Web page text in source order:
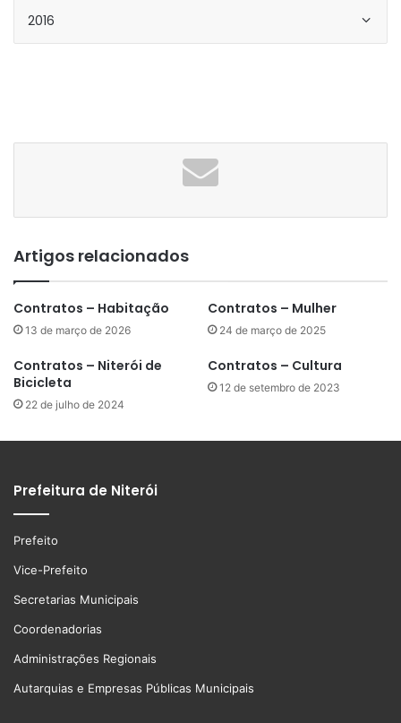
2016
Artigos relacionados
Contratos – Habitação
13 de março de 2026
Contratos – Mulher
24 de março de 2025
Contratos – Niterói de
Bicicleta
22 de julho de 2024
Contratos – Cultura
12 de setembro de 2023
Prefeitura de Niterói
Prefeito
Vice-Prefeito
Secretarias Municipais
Coordenadorias
Administrações Regionais
Autarquias e Empresas Públicas Municipais